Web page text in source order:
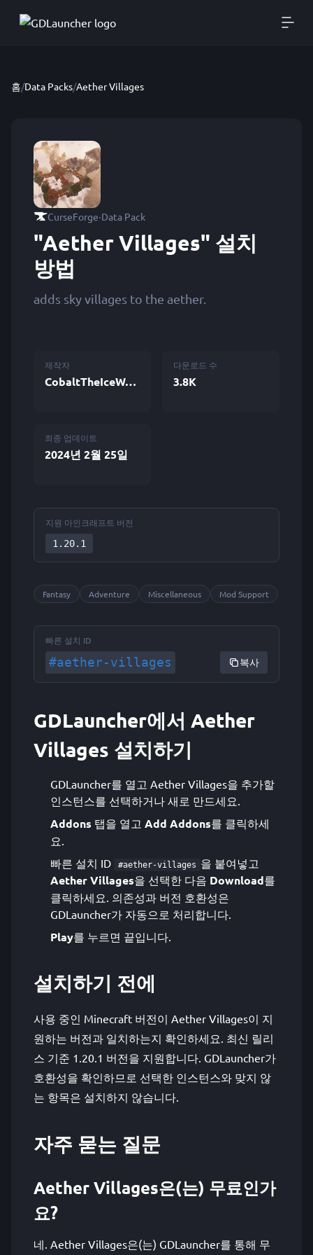
홈/Data Packs/Aether Villages
CurseForge·Data Pack
"Aether Villages" 설치
방법
adds sky villages to the aether.
제작자
CobaltTheIceWolf
다운로드 수
3.8K
최종 업데이트
2024년 2월 25일
지원 마인크래프트 버전
1.20.1
Fantasy Adventure Miscellaneous Mod Support
빠른 설치 ID
#aether-villages 복사
GDLauncher에서 Aether
Villages 설치하기
GDLauncher를 열고 Aether Villages을 추가할
인스턴스를 선택하거나 새로 만드세요.
Addons 탭을 열고 Add Addons를 클릭하세
요.
빠른 설치 ID
#aether-villages 을 붙여넣고
Aether Villages을 선택한 다음 Download를
클릭하세요. 의존성과 버전 호환성은
GDLauncher가 자동으로 처리합니다.
Play를 누르면 끝입니다.
설치하기 전에
사용 중인 Minecraft 버전이 Aether Villages이 지
원하는 버전과 일치하는지 확인하세요. 최신 릴리
스 기준 1.20.1 버전을 지원합니다. GDLauncher가
호환성을 확인하므로 선택한 인스턴스와 맞지 않
는 항목은 설치하지 않습니다.
자주 묻는 질문
Aether Villages은(는) 무료인가
요?
네. Aether Villages은(는) GDLauncher를 통해 무